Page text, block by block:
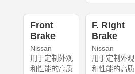
Front
Brake
Nissan
用于定制外观
和性能的高质
F. Right
Brake
Nissan
用于定制外观
和性能的高质